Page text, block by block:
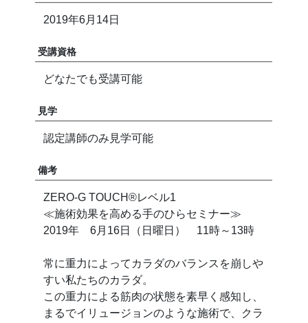
2019年6月14日
受講資格
どなたでも受講可能
見学
認定講師のみ見学可能
備考
ZERO-G TOUCH®︎レベル1
≪施術効果を高める手のひらセミナー≫
2019年 6月16日（日曜日） 11時～13時
常に重力によってカラダのバランスを崩しや
すい私たちのカラダ。
この重力による筋肉の状態を素早く感知し、
まるでイリュージョンのような施術で、クラ